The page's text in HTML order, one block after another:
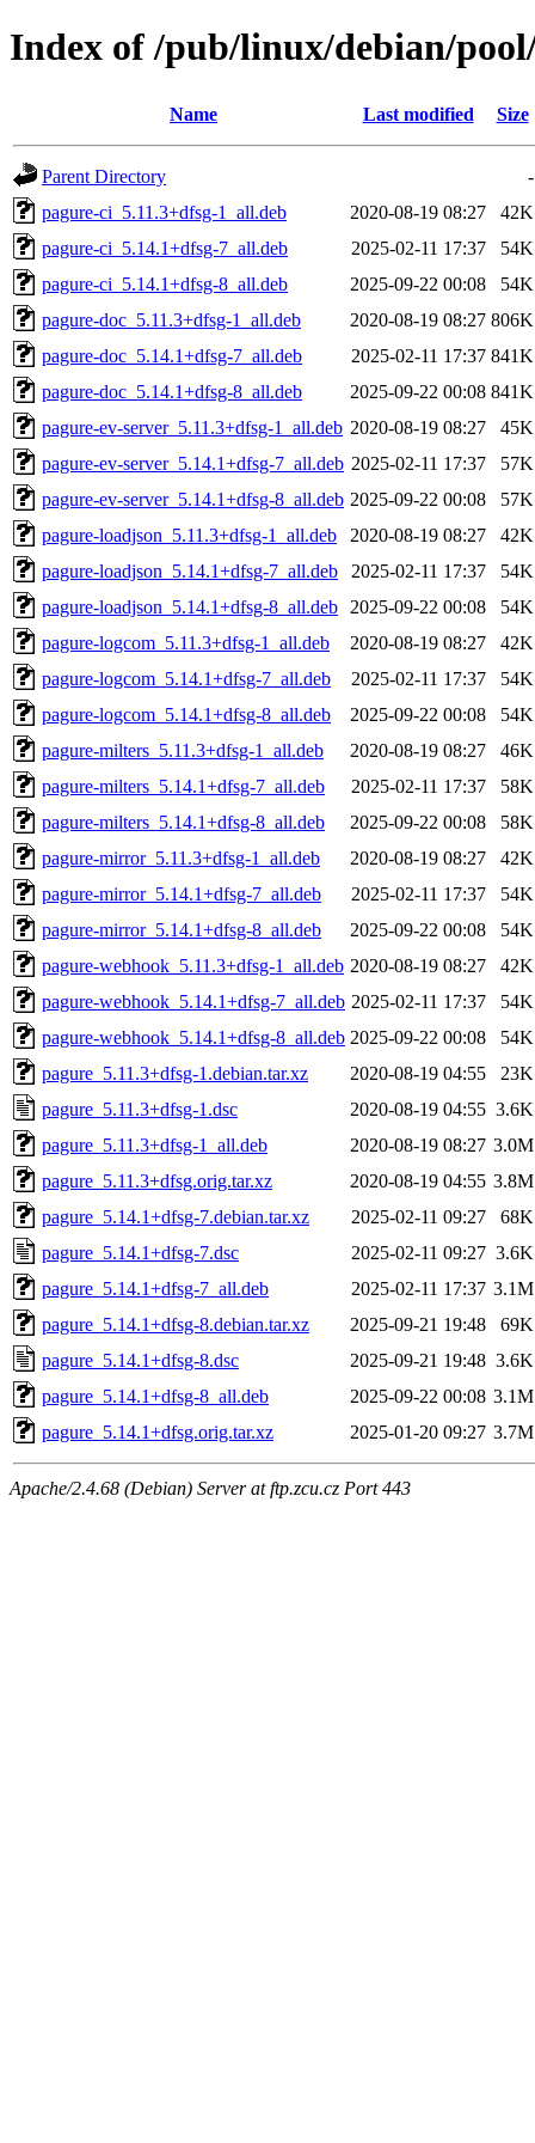
Index of /pub/linux/debian/
Name Last modified Size
Parent Directory
-
pagure-ci_5.11.3+dfsg-1_all.deb
2020-08-19 08:27
42K
pagure-ci_5.14.1+dfsg-7_all.deb
2025-02-11 17:37
54K
pagure-ci_5.14.1+dfsg-8_all.deb
2025-09-22 00:08
54K
pagure-doc_5.11.3+dfsg-1_all.deb
2020-08-19 08:27 806K
pagure-doc_5.14.1+dfsg-7_all.deb
2025-02-11 17:37 841K
pagure-doc_5.14.1+dfsg-8_all.deb
2025-09-22 00:08 841K
pagure-ev-server_5.11.3+dfsg-1_all.deb 2020-08-19 08:27
45K
pagure-ev-server_5.14.1+dfsg-7_all.deb 2025-02-11 17:37
57K
pagure-ev-server_5.14.1+dfsg-8_all.deb 2025-09-22 00:08
57K
pagure-loadjson_5.11.3+dfsg-1_all.deb
2020-08-19 08:27
42K
pagure-loadjson_5.14.1+dfsg-7_all.deb
2025-02-11 17:37
54K
pagure-loadjson_5.14.1+dfsg-8_all.deb
2025-09-22 00:08
54K
pagure-logcom_5.11.3+dfsg-1_all.deb
2020-08-19 08:27
42K
pagure-logcom_5.14.1+dfsg-7_all.deb
2025-02-11 17:37
54K
pagure-logcom_5.14.1+dfsg-8_all.deb
2025-09-22 00:08
54K
pagure-milters_5.11.3+dfsg-1_all.deb
2020-08-19 08:27
46K
pagure-milters_5.14.1+dfsg-7_all.deb
2025-02-11 17:37
58K
pagure-milters_5.14.1+dfsg-8_all.deb
2025-09-22 00:08
58K
pagure-mirror_5.11.3+dfsg-1_all.deb
2020-08-19 08:27
42K
pagure-mirror_5.14.1+dfsg-7_all.deb
2025-02-11 17:37
54K
pagure-mirror_5.14.1+dfsg-8_all.deb
2025-09-22 00:08
54K
pagure-webhook_5.11.3+dfsg-1_all.deb 2020-08-19 08:27
42K
pagure-webhook_5.14.1+dfsg-7_all.deb 2025-02-11 17:37
54K
pagure-webhook_5.14.1+dfsg-8_all.deb 2025-09-22 00:08
54K
pagure_5.11.3+dfsg-1.debian.tar.xz
2020-08-19 04:55
23K
pagure_5.11.3+dfsg-1.dsc
2020-08-19 04:55 3.6K
pagure_5.11.3+dfsg-1_all.deb
2020-08-19 08:27 3.0M
pagure_5.11.3+dfsg.orig.tar.xz
2020-08-19 04:55 3.8M
pagure_5.14.1+dfsg-7.debian.tar.xz
2025-02-11 09:27
68K
pagure_5.14.1+dfsg-7.dsc
2025-02-11 09:27 3.6K
pagure_5.14.1+dfsg-7_all.deb
2025-02-11 17:37 3.1M
pagure_5.14.1+dfsg-8.debian.tar.xz
2025-09-21 19:48
69K
pagure_5.14.1+dfsg-8.dsc
2025-09-21 19:48 3.6K
pagure_5.14.1+dfsg-8_all.deb
2025-09-22 00:08 3.1M
pagure_5.14.1+dfsg.orig.tar.xz
2025-01-20 09:27 3.7M
Apache/2.4.68 (Debian) Server at ftp.zcu.cz Port 443